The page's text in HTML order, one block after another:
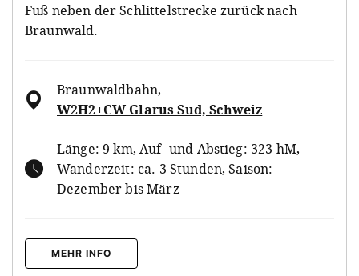
Fuß neben der Schlittelstrecke zurück nach
Braunwald.
Braunwaldbahn,
W2H2+CW Glarus Süd, Schweiz
Länge: 9 km, Auf- und Abstieg: 323 hM,
Wanderzeit: ca. 3 Stunden, Saison:
Dezember bis März
MEHR INFO